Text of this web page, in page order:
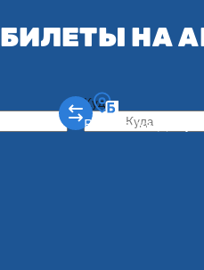
БИЛЕТЫ НА
Куда
Ростов-на-Дону